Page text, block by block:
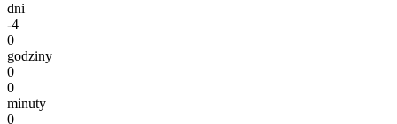
dni
-4
0
godziny
0
0
minuty
0